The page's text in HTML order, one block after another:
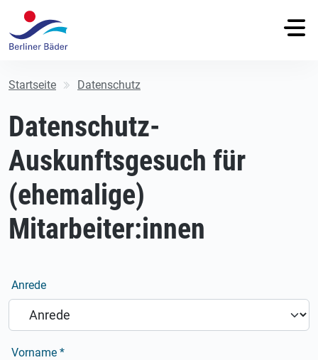
Startseite Datenschutz
Datenschutz-
Auskunftsgesuch für
(ehemalige)
Mitarbeiter:innen
Anrede
Vorname *